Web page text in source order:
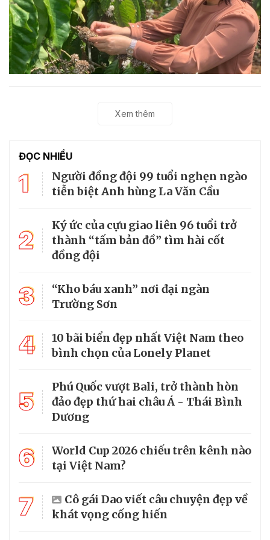
Xem thêm
ĐỌC NHIỀU
1
Người đồng đội 99 tuổi nghẹn ngào
tiễn biệt Anh hùng La Văn Cầu
2
Ký ức của cựu giao liên 96 tuổi trở
thành “tấm bản đồ” tìm hài cốt
đồng đội
3
“Kho báu xanh” nơi đại ngàn
Trường Sơn
4
10 bãi biển đẹp nhất Việt Nam theo
bình chọn của Lonely Planet
5
Phú Quốc vượt Bali, trở thành hòn
đảo đẹp thứ hai châu Á - Thái Bình
Dương
6
World Cup 2026 chiếu trên kênh nào
tại Việt Nam?
7
Cô gái Dao viết câu chuyện đẹp về
khát vọng cống hiến